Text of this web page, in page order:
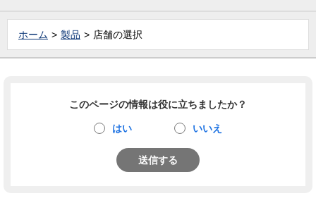
ホーム 製品 店舗の選択
このページの情報は役に立ちましたか？
はい いいえ
送信する